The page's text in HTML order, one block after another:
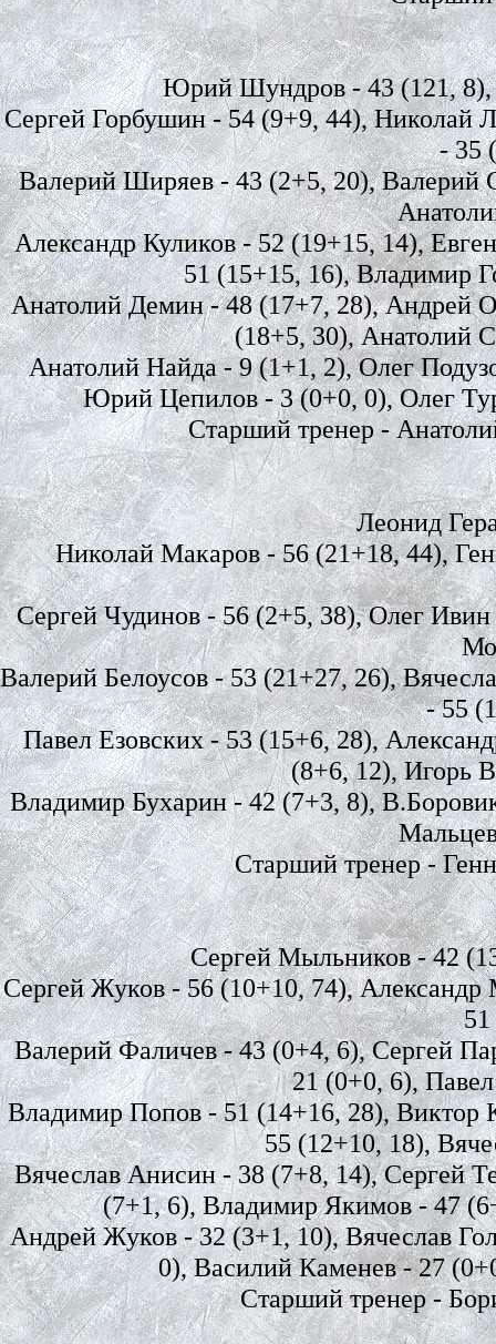
Юрий Шундров - 43 (121, 8),
Сергей Горбушин - 54 (9+9, 44), Николай
- 35
Валерий Ширяев - 43 (2+5, 20), Валерий
Александр Куликов - 52 (19+15, 14),
51 (15+15, 16), Владимир
Анатолий Демин - 48 (17+7, 28), Андрей
(18+5, 30), Анатолий
Анатолий Найда - 9 (1+1, 2), Олег
Юрий Цепилов - 3 (0+0, 0), Олег
Старший тренер -
Леонид
Николай Макаров - 56 (21+18, 44),
Сергей Чудинов - 56 (2+5, 38), Олег
Валерий Белоусов - 53 (21+27, 26),
- 55
Павел Езовских - 53 (15+6, 28),
(8+6, 12), Игорь
Владимир Бухарин - 42 (7+3, 8),
Старший тренер -
Сергей Мыльников - 42
Сергей Жуков - 56 (10+10, 74),
Валерий Фаличев - 43 (0+4, 6), Сергей
21 (0+0, 6),
Владимир Попов - 51 (14+16, 28), Виктор
55 (12+10, 18),
Вячеслав Анисин - 38 (7+8, 14), Сергей
(7+1, 6), Владимир Якимов - 47
Андрей Жуков - 32 (3+1, 10), Вячеслав
0), Василий Каменев - 27
Старший тренер -